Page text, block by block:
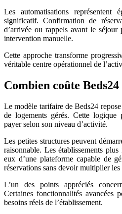
Les automatisations représentent
significatif. Confirmation de
d’arrivée ou rappels avant le séjour
intervention manuelle.
Cette approche transforme
véritable centre opérationnel de
Combien coûte Beds24
Le modèle tarifaire de Beds24
de logements gérés. Cette logique
payer selon son niveau d’activité.
Les petites structures peuvent
raisonnable. Les établissements
eux d’une plateforme capable de
réservations sans devoir multiplier les
L’un des points appréciés
Certaines fonctionnalités avancées
besoins réels de l’établissement.